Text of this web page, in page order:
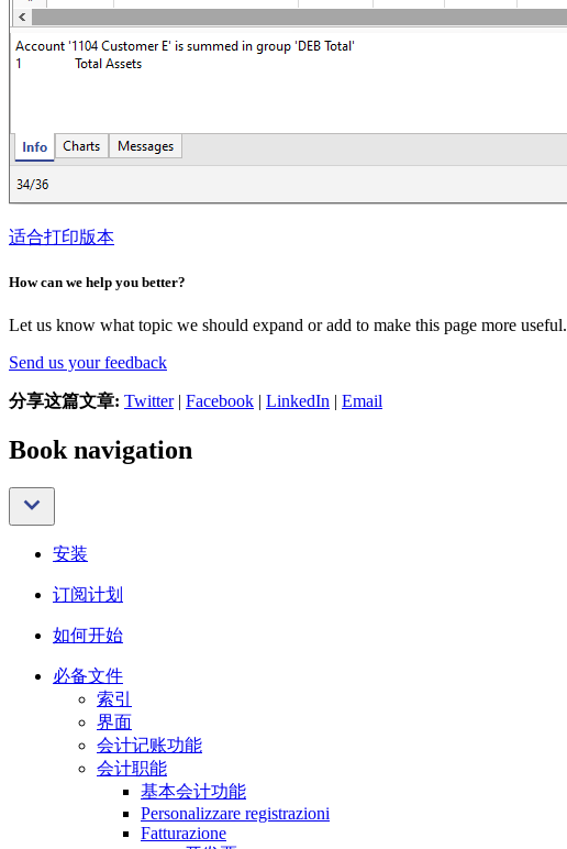
适合打印版本
How can we help you better?
Let us know what topic we should expand or add to make this page more useful.
Send us your feedback
分享这篇文章: Twitter| Facebook | LinkedIn | Email
Book navigation
安装
订阅计划
如何开始
必备文件
索引
界面
会计记账功能
会计职能
基本会计功能
Personalizzare registrazioni
Fatturazione